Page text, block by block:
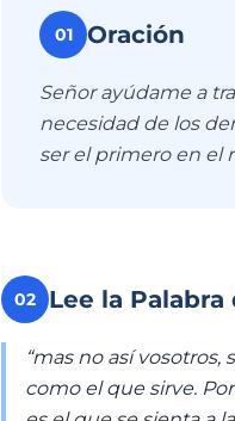
01 Oración
Señor ayúdame a
necesidad de los
ser el primero en el
02 Lee la Palabra
“mas no así
como el que sirve.